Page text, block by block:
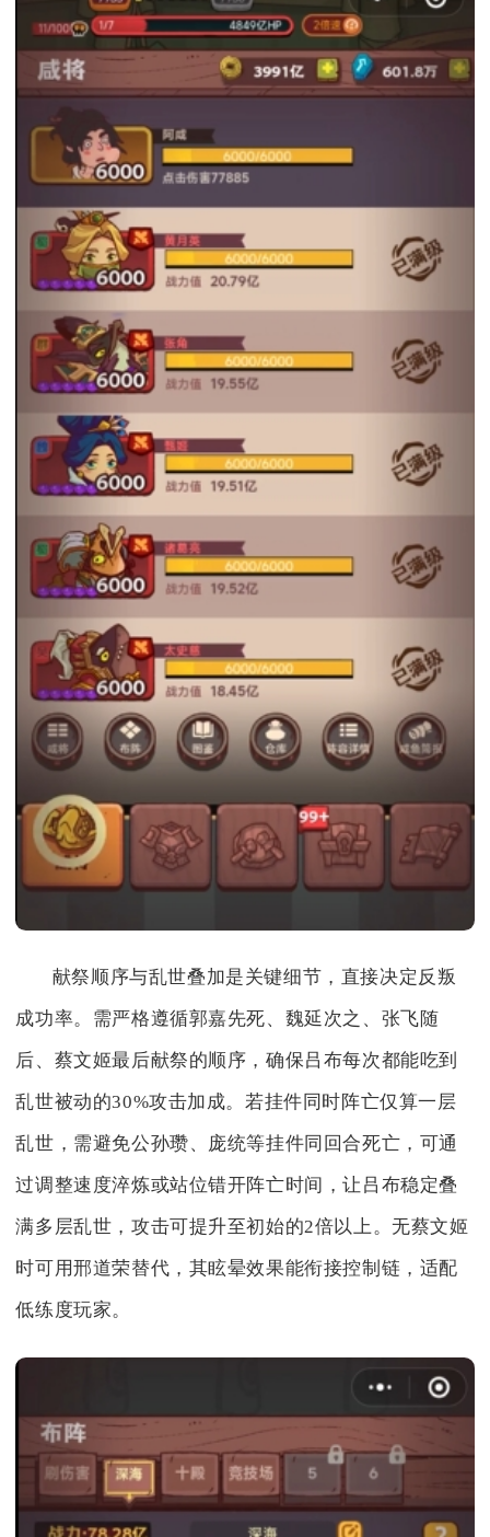
献祭顺序与乱世叠加是关键细节，直接决定反叛
成功率。需严格遵循郭嘉先死、魏延次之、张飞随
后、蔡文姬最后献祭的顺序，确保吕布每次都能吃到
乱世被动的30%攻击加成。若挂件同时阵亡仅算一层
乱世，需避免公孙瓒、庞统等挂件同回合死亡，可通
过调整速度淬炼或站位错开阵亡时间，让吕布稳定叠
满多层乱世，攻击可提升至初始的2倍以上。无蔡文姬
时可用邢道荣替代，其眩晕效果能衔接控制链，适配
低练度玩家。